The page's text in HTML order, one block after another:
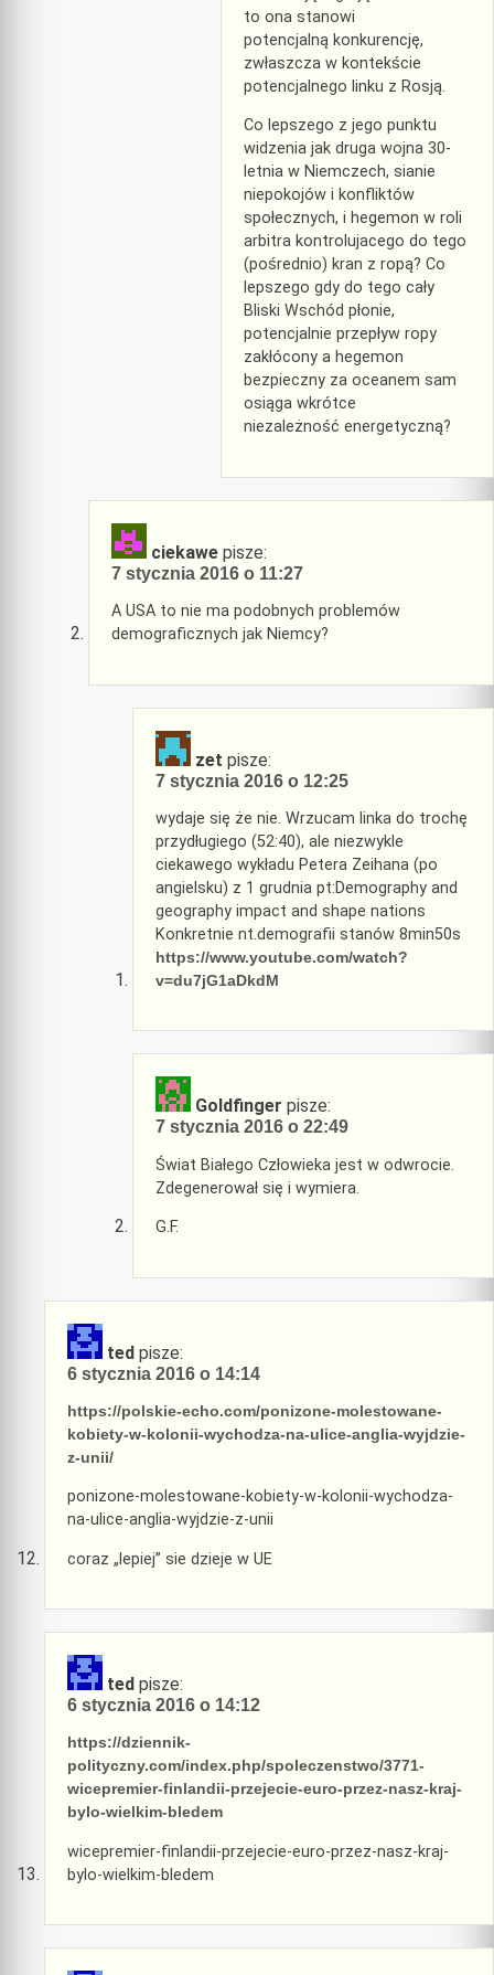
to ona stanowi
potencjalną konkurencję,
zwłaszcza w kontekście
potencjalnego linku z Rosją.
Co lepszego z jego punktu
widzenia jak druga wojna 30-
letnia w Niemczech, sianie
niepokojów i konfliktów
społecznych, i hegemon w roli
arbitra kontrolujacego do tego
(pośrednio) kran z ropą? Co
lepszego gdy do tego cały
Bliski Wschód płonie,
potencjalnie przepływ ropy
zakłócony a hegemon
bezpieczny za oceanem sam
osiąga wkrótce
niezależność energetyczną?
ciekawe pisze:
7 stycznia 2016 o 11:27
A USA to nie ma podobnych problemów
demograficznych jak Niemcy?
zet pisze:
7 stycznia 2016 o 12:25
wydaje się że nie. Wrzucam linka do trochę
przydługiego (52:40), ale niezwykle
ciekawego wykładu Petera Zeihana (po
angielsku) z 1 grudnia pt:Demography and
geography impact and shape nations
Konkretnie nt.demografii stanów 8min50s
https://www.youtube.com/watch?
v=du7jG1aDkdM
Goldfinger pisze:
7 stycznia 2016 o 22:49
Świat Białego Człowieka jest w odwrocie.
Zdegenerował się i wymiera.
G.F.
ted pisze:
6 stycznia 2016 o 14:14
https://polskie-echo.com/ponizone-molestowane-
kobiety-w-kolonii-wychodza-na-ulice-anglia-wyjdzie-
z-unii/
ponizone-molestowane-kobiety-w-kolonii-wychodza-
na-ulice-anglia-wyjdzie-z-unii
coraz „lepiej” sie dzieje w UE
ted pisze:
6 stycznia 2016 o 14:12
https://dziennik-
polityczny.com/index.php/spoleczenstwo/3771-
wicepremier-finlandii-przejecie-euro-przez-nasz-kraj-
bylo-wielkim-bledem
wicepremier-finlandii-przejecie-euro-przez-nasz-kraj-
bylo-wielkim-bledem